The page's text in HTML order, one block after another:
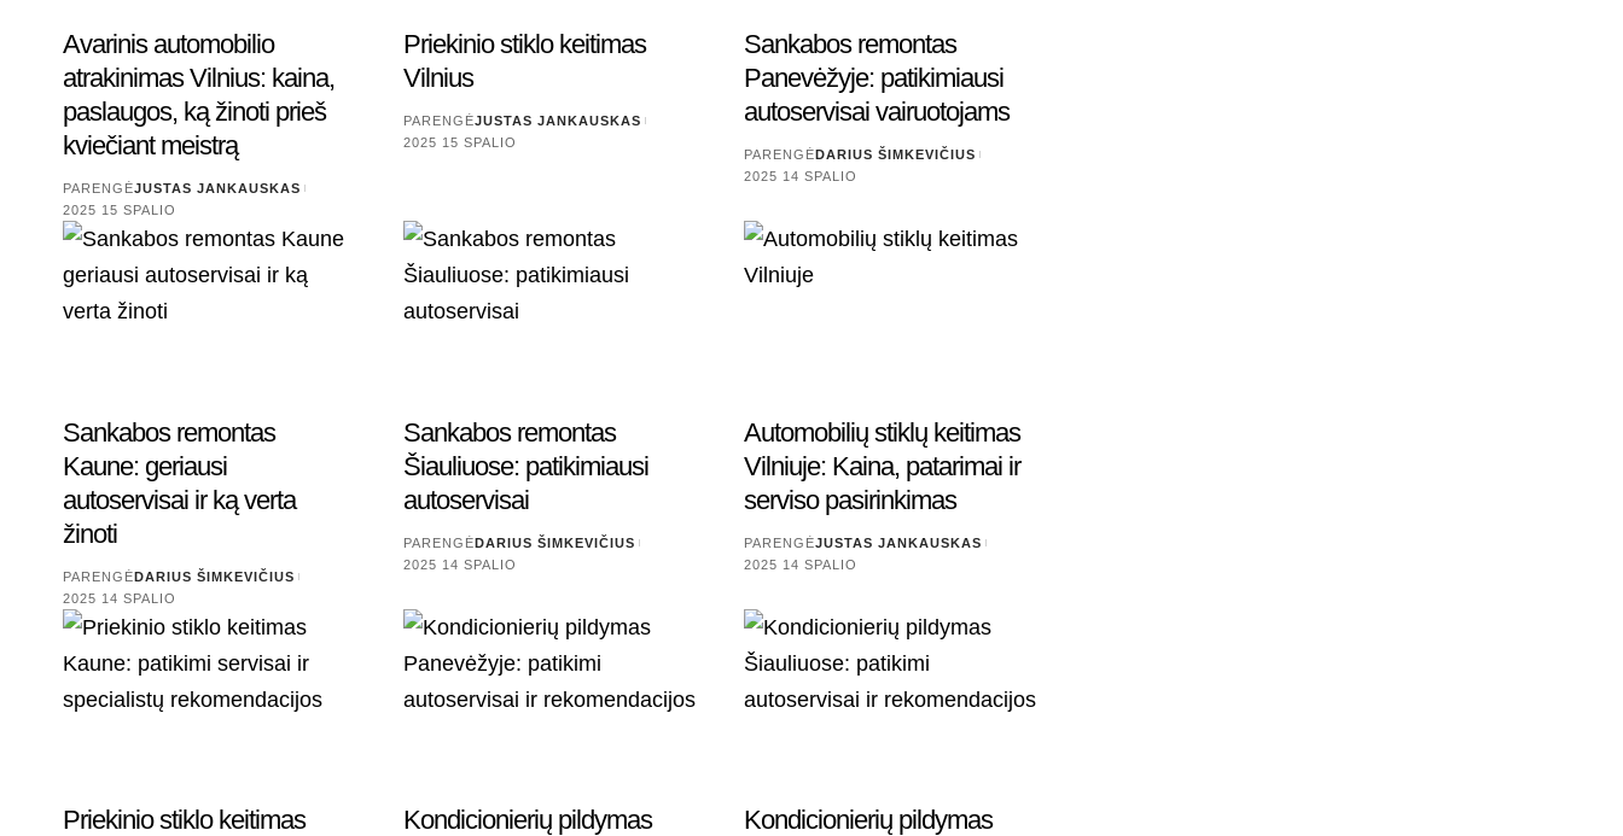
Avarinis automobilio
atrakinimas Vilnius: kaina,
paslaugos, ką žinoti prieš
kviečiant meistrą
PARENGĖJUSTAS JANKAUSKAS
2025 15 SPALIO
Priekinio stiklo keitimas
Vilnius
PARENGĖJUSTAS JANKAUSKAS
2025 15 SPALIO
Sankabos remontas
Panevėžyje: patikimiausi
autoservisai vairuotojams
PARENGĖDARIUS ŠIMKEVIČIUS
2025 14 SPALIO
Sankabos remontas
Kaune: geriausi
autoservisai ir ką verta
žinoti
PARENGĖDARIUS ŠIMKEVIČIUS
2025 14 SPALIO
Sankabos remontas
Šiauliuose: patikimiausi
autoservisai
PARENGĖDARIUS ŠIMKEVIČIUS
2025 14 SPALIO
Automobilių stiklų keitimas
Vilniuje: Kaina, patarimai ir
serviso pasirinkimas
PARENGĖJUSTAS JANKAUSKAS
2025 14 SPALIO
Priekinio stiklo keitimas
Kondicionierių pildymas
Kondicionierių pildymas